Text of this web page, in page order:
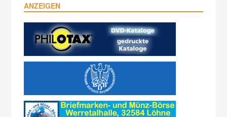
ANZEIGEN